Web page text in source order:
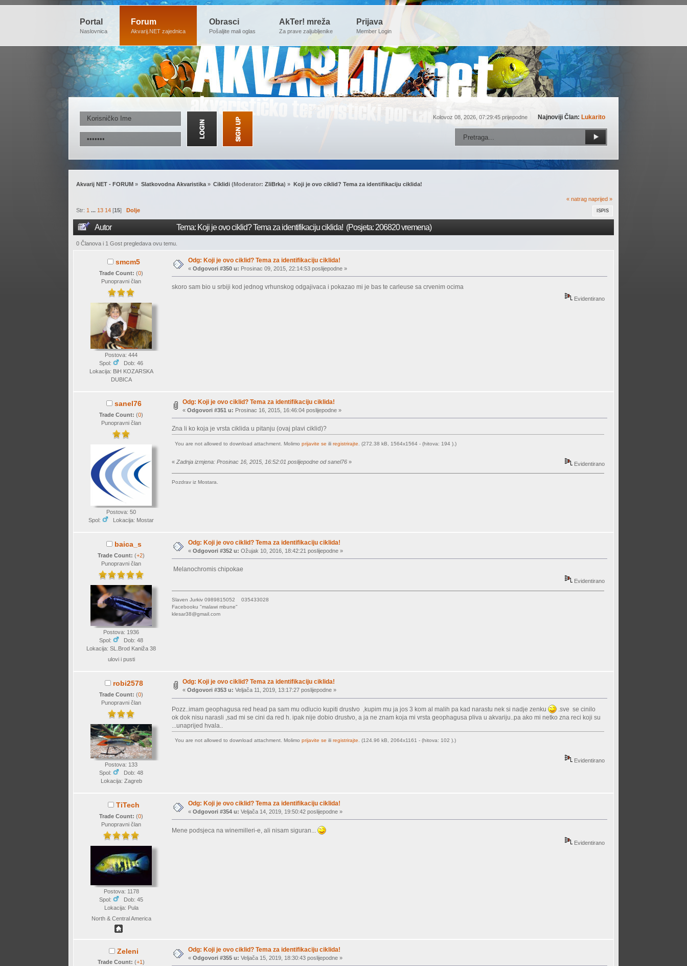
Portal
Naslovnica
Forum
Akvarij.NET zajednica
Obrasci
Pošaljite mali oglas
AkTer! mreža
Za prave zaljubljenike
Prijava
Member Login
Kolovoz 08, 2026, 07:29:45 prijepodne Najnoviji Član: Lukarito
Akvarij NET - FORUM » Slatkovodna Akvaristika» Ciklidi (Moderator:ZliBrka) » Koji je ovo ciklid? Tema za identifikaciju ciklida!
« natrag naprijed »
ISPIS
Str: 1 ... 13 14[15] Dolje
Autor Tema: Koji je ovo ciklid? Tema za identifikaciju ciklida! (Posjeta: 206820 vremena)
0 Članova i 1 Gost pregledava ovu temu.
smcm5
Trade Count:(0)
Punopravni član
Postova: 444
Spol:
Dob: 46
Lokacija: BiH KOZARSKA
DUBICA
Odg: Koji je ovo ciklid? Tema za identifikaciju ciklida!
«Odgovori #350 u: Prosinac 09, 2015, 22:14:53 poslijepodne »
skoro sam bio u srbiji kod jednog vrhunskog odgajivaca i pokazao mi je bas te carleuse sa crvenim ocima
Evidentirano
sanel76
Trade Count:(0)
Punopravni član
Postova: 50
Spol:
Lokacija: Mostar
Odg: Koji je ovo ciklid? Tema za identifikaciju ciklida!
«Odgovori #351 u: Prosinac 16, 2015, 16:46:04 poslijepodne »
Zna li ko koja je vrsta ciklida u pitanju (ovaj plavi ciklid)?
You are not allowed to download attachment. Molimo prijavite se ili registrirajte . (272.38 kB, 1564x1564 - (hitova: 194 ).)
«Zadnja izmjena: Prosinac 16, 2015, 16:52:01 poslijepodne od sanel76 » Evidentirano
Pozdrav iz Mostara.
baica_s
Trade Count:(+2)
Punopravni član
Postova: 1936
Spol:
Dob: 48
Lokacija: SL.Brod Kaniža 38
ulovi i pusti
Odg: Koji je ovo ciklid? Tema za identifikaciju ciklida!
«Odgovori #352 u: Ožujak 10, 2016, 18:42:21 poslijepodne »
Melanochromis chipokae
Evidentirano
Slaven Jurkiv 0989815052 035433028
Facebooku "malawi mbune"
klesar38@gmail.com
robi2578
Trade Count:(0)
Punopravni član
Postova: 133
Spol:
Dob: 48
Lokacija: Zagreb
Odg: Koji je ovo ciklid? Tema za identifikaciju ciklida!
«Odgovori #353 u: Veljača 11, 2019, 13:17:27 poslijepodne »
Pozz..imam geophagusa red head pa sam mu odlucio kupiti drustvo ,kupim mu ja jos 3 kom al malih pa kad narastu nek si nadje zenku
.sve se cinilo
ok dok nisu narasli ,sad mi se cini da red h. ipak nije dobio drustvo, a ja ne znam koja mi vrsta geophagusa pliva u akvariju..pa ako mi netko zna reci koji su
...unaprijed hvala..
You are not allowed to download attachment. Molimo prijavite se ili registrirajte . (124.96 kB, 2064x1161 - (hitova: 102 ).)
Evidentirano
TiTech
Trade Count:(0)
Punopravni član
Postova: 1178
Spol:
Dob: 45
Lokacija: Pula
North & Central America
Odg: Koji je ovo ciklid? Tema za identifikaciju ciklida!
«Odgovori #354 u: Veljača 14, 2019, 19:50:42 poslijepodne »
Mene podsjeca na winemilleri-e, ali nisam siguran...
Evidentirano
Zeleni
Trade Count:(+1)
Odg: Koji je ovo ciklid? Tema za identifikaciju ciklida!
«Odgovori #355 u: Veljača 15, 2019, 18:30:43 poslijepodne »